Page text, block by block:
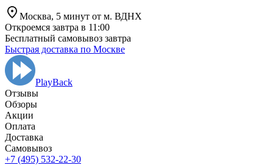
Москва, 5 минут от м. ВДНХ
Откроемся завтра в 11:00
Бесплатный самовывоз завтра
Быстрая доставка по Москве
PlayBack
Отзывы
Обзоры
Aкции
Оплата
Доставка
Самовывоз
+7 (495) 532-22-30